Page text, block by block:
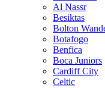
Al Nassr
Besiktas
Bolton
Botafogo
Benfica
Boca Juniors
Cardiff City
Celtic